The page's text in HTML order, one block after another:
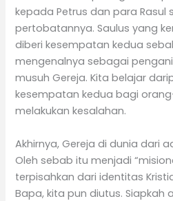
kepada Petrus dan para Rasul
pertobatannya. Saulus yang
diberi kesempatan kedua
mengenalnya sebagai
musuh Gereja. Kita belajar
kesempatan kedua bagi
melakukan kesalahan.
Akhirnya, Gereja di dunia dari
Oleh sebab itu menjadi
terpisahkan dari identitas
Bapa, kita pun diutus. Siapkah